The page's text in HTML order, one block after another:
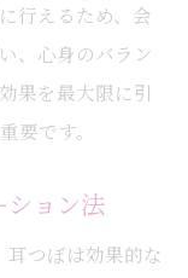
行えるため、会
、心身のバラン
果を最大限に引
要です。
ション法
耳つぼは効果的な